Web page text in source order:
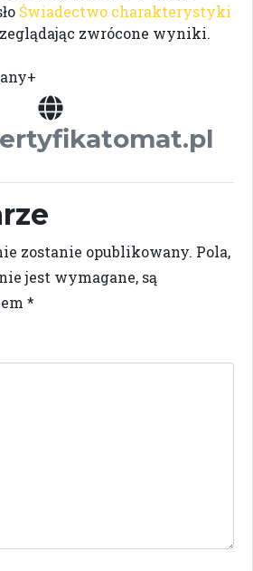
Świadectwo charakterystyki
zwrócone wyniki.
zostanie opublikowany. Pola,
jest wymagane, są
*